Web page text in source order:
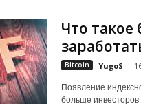
Что такое
Bitcoin YugoS -
Появление
больше инвесторов